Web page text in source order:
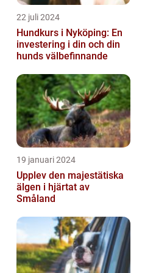
22 juli 2024
Hundkurs i Nyköping: En
investering i din och din
hunds välbefinnande
19 januari 2024
Upplev den majestätiska
älgen i hjärtat av
Småland